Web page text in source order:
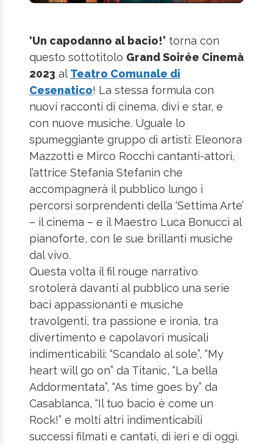
‘Un capodanno al bacio!’ torna con
questo sottotitolo Grand Soirée Cinemà
2023 alTeatro Comunale di
Cesenatico! La stessa formula con
nuovi racconti di cinema, divi e star, e
con nuove musiche. Uguale lo
spumeggiante gruppo di artisti: Eleonora
Mazzotti e Mirco Rocchi cantanti-attori,
l’attrice Stefania Stefanin che
accompagnerà il pubblico lungo i
percorsi sorprendenti della ‘Settima Arte’
– il cinema – e il Maestro Luca Bonucci al
pianoforte, con le sue brillanti musiche
dal vivo.
Questa volta il fil rouge narrativo
srotolerà davanti al pubblico una serie
baci appassionanti e musiche
travolgenti, tra passione e ironia, tra
divertimento e capolavori musicali
indimenticabili: “Scandalo al sole”, “My
heart will go on” da Titanic, “La bella
Addormentata”, “As time goes by” da
Casablanca, “Il tuo bacio è come un
Rock!” e molti altri indimenticabili
successi filmati e cantati, di ieri e di oggi.